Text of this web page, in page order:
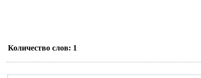
Количество слов: 1